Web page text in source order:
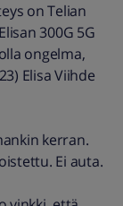
on Telian
300G 5G
ongelma,
Elisa Viihde
kerran.
Ei auta.